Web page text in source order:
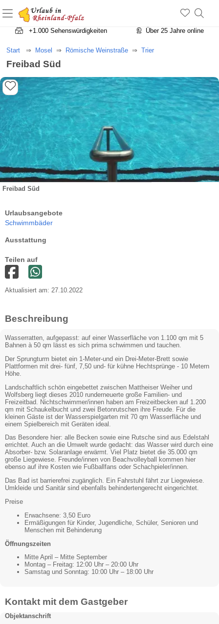
+1.500 Unterkünfte in Rheinland-Pfalz
+1.000 Sehenswürdigkeiten
Über 25 Jahre online
Start Mosel Römische Weinstraße Trier
Freibad Süd
Freibad Süd
Urlaubsangebote
Schwimmbäder
Ausstattung
Teilen auf
Aktualisiert am: 27.10.2022
Beschreibung
Wasserratten, aufgepasst: auf einer Wasserfläche von 1.100 qm mit 5
Bahnen à 50 qm lässt es sich prima schwimmen und tauchen.
Der Sprungturm bietet ein 1-Meter-und ein Drei-Meter-Brett sowie
Plattformen mit drei- fünf, 7,50 und- für kühne Hechtsprünge - 10 Metern
Höhe.
Landschaftlich schön eingebettet zwischen Mattheiser Weiher und
Wolfsberg liegt dieses 2010 runderneuerte große Familien- und
Freizeitbad. Nichtschwimmer/innen haben am Freizeitbecken auf 1.200
qm mit Schaukelbucht und zwei Betonrutschen ihre Freude. Für die
kleinen Gäste ist der Wasserspielgarten mit 70 qm Wasserfläche und
einem Spielbereich mit Geräten ideal.
Das Besondere hier: alle Becken sowie eine Rutsche sind aus Edelstahl
errichtet. Auch an die Umwelt wurde gedacht: das Wasser wird durch eine
Absorber- bzw. Solaranlage erwärmt. Viel Platz bietet die 35.000 qm
große Liegewiese. Freunde/innen von Beachvolleyball kommen hier
ebenso auf ihre Kosten wie Fußballfans oder Schachpieler/innen.
Das Bad ist barrierefrei zugänglich. Ein Fahrstuhl fährt zur Liegewiese.
Umkleide und Sanitär sind ebenfalls behindertengerecht eingerichtet.
Preise
Erwachsene: 3,50 Euro
Ermäßigungen für Kinder, Jugendliche, Schüler, Senioren und
Menschen mit Behinderung
Öffnungszeiten
Mitte April – Mitte September
Montag – Freitag: 12:00 Uhr – 20:00 Uhr
Samstag und Sonntag: 10:00 Uhr – 18:00 Uhr
Kontakt mit dem Gastgeber
Objektanschrift